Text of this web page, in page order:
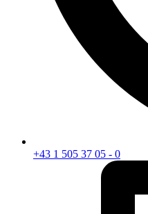
+43 1 505 37 05 - 0